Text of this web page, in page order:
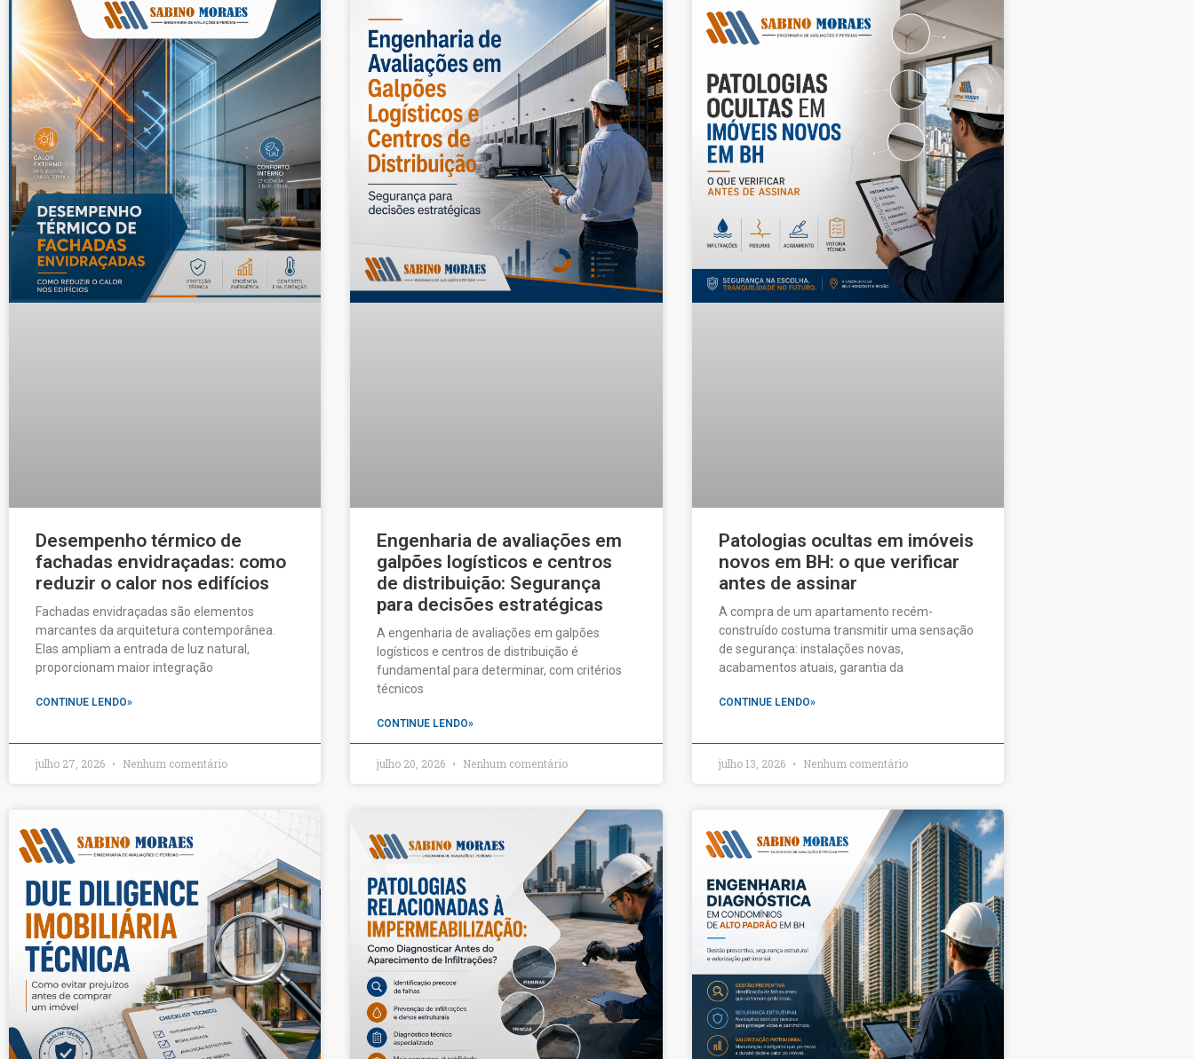
Desempenho térmico de
fachadas envidraçadas: como
reduzir o calor nos edifícios
Fachadas envidraçadas são elementos
marcantes da arquitetura contemporânea.
Elas ampliam a entrada de luz natural,
proporcionam maior integração
CONTINUE LENDO»
julho 27, 2026 Nenhum comentário
Engenharia de avaliações em
galpões logísticos e centros
de distribuição: Segurança
para decisões estratégicas
A engenharia de avaliações em galpões
logísticos e centros de distribuição é
fundamental para determinar, com critérios
técnicos
CONTINUE LENDO»
julho 20, 2026 Nenhum comentário
Patologias ocultas em imóveis
novos em BH: o que verificar
antes de assinar
A compra de um apartamento recém-
construído costuma transmitir uma sensação
de segurança: instalações novas,
acabamentos atuais, garantia da
CONTINUE LENDO»
julho 13, 2026 Nenhum comentário